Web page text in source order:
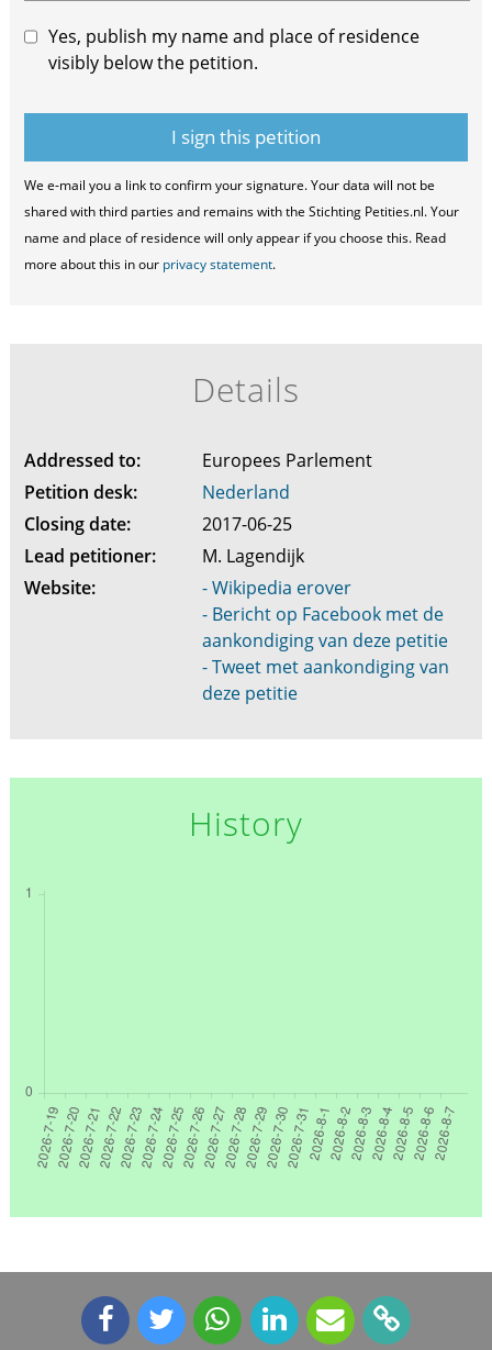
Yes, publish my name and place of residence
visibly below the petition.
We e-mail you a link to confirm your signature. Your data will not be
shared with third parties and remains with the Stichting Petities.nl. Your
name and place of residence will only appear if you choose this. Read
more about this in our privacy statement.
Details
Addressed to:
Europees Parlement
Petition desk:
Nederland
Closing date:
2017-06-25
Lead petitioner:
M. Lagendijk
Website:
- Wikipedia erover
- Bericht op Facebook met de
aankondiging van deze petitie
- Tweet met aankondiging van
deze petitie
History